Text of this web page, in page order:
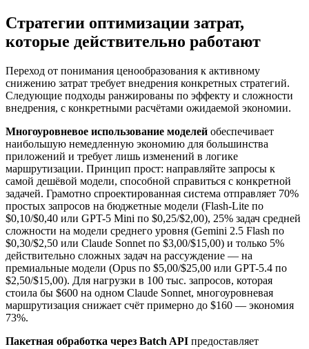
Стратегии оптимизации затрат,
которые действительно работают
Переход от понимания ценообразования к активному
снижению затрат требует внедрения конкретных стратегий.
Следующие подходы ранжированы по эффекту и сложности
внедрения, с конкретными расчётами ожидаемой экономии.
Многоуровневое использование моделей обеспечивает
наибольшую немедленную экономию для большинства
приложений и требует лишь изменений в логике
маршрутизации. Принцип прост: направляйте запросы к
самой дешёвой модели, способной справиться с конкретной
задачей. Грамотно спроектированная система отправляет 70%
простых запросов на бюджетные модели (Flash-Lite по
$0,10/$0,40 или GPT-5 Mini по $0,25/$2,00), 25% задач средней
сложности на модели среднего уровня (Gemini 2.5 Flash по
$0,30/$2,50 или Claude Sonnet по $3,00/$15,00) и только 5%
действительно сложных задач на рассуждение — на
премиальные модели (Opus по $5,00/$25,00 или GPT-5.4 по
$2,50/$15,00). Для нагрузки в 100 тыс. запросов, которая
стоила бы $600 на одном Claude Sonnet, многоуровневая
маршрутизация снижает счёт примерно до $160 — экономия
73%.
Пакетная обработка через Batch API предоставляет